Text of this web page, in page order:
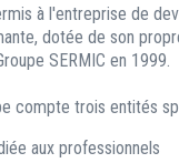
à l'entreprise de
dotée de son
SERMIC en 1999.
compte trois entités
aux professionnels